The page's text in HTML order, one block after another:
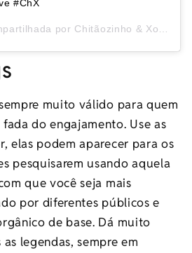
#ChX
por Chitãozinho & Xororó
muito válido para quem
do engajamento. Use as
elas podem aparecer para os
pesquisarem usando aquela
que você seja mais
por diferentes públicos e
de base. Dá muito
legendas, sempre em